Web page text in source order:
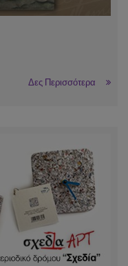
Δες Περισσότερα